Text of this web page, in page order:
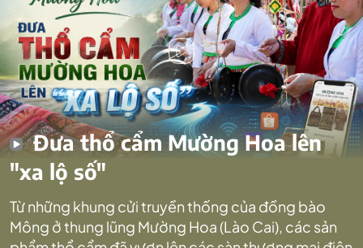
Đưa thổ cẩm Mường Hoa lên
"xa lộ số"
Từ những khung cửi truyền thống của đồng bào
Mông ở thung lũng Mường Hoa (Lào Cai), các sản